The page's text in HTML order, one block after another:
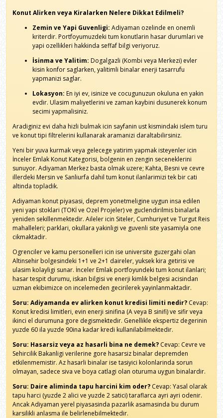
Konut Alirken veya Kiralarken Nelere Dikkat Edilmeli?
Zemin ve Yapi Guvenligi: Adiyaman ozelinde en onemli
kriterdir. Portfoyumuzdeki tum konutlarin hasar durumlari ve
yapi ozellikleri hakkinda seffaf bilgi veriyoruz.
İsinma ve Yalitim: Dogalgazli (Kombi veya Merkezi) evler
kisin konfor saglarken, yalitimli binalar enerji tasarrufu
yapmanizi saglar.
Lokasyon: En iyi ev, isinize ve cocugunuzun okuluna en yakin
evdir. Ulasim maliyetlerini ve zaman kaybini dusunerek konum
secimi yapmalisiniz.
Aradiginiz evi daha hizli bulmak icin sayfanin ust kismindaki islem turu
ve konut tipi filtrelerini kullanarak aramanizi daraltabilirsiniz.
Yeni bir yuva kurmak veya gelecege yatirim yapmak isteyenler icin
İnceler Emlak Konut Kategorisi, bolgenin en zengin seceneklerini
sunuyor. Adiyaman Merkez basta olmak uzere; Kahta, Besni ve cevre
illerdeki Mersin ve Sanliurfa dahil tum konut ilanlarimizi tek bir cati
altinda topladik.
Adiyaman konut piyasasi, deprem yonetmeligine uygun insa edilen
yeni yapi stoklari (TOKİ ve Ozel Projeler) ve guclendirilmis binalarla
yeniden sekillenmektedir. Aileler icin Siteler, Cumhuriyet ve Turgut Reis
mahalleleri; parklari, okullara yakinligi ve guvenli site yasamiyla one
cikmaktadir.
Ogrenciler ve kamu personelleri icin ise universite guzergahi olan
Altinsehir bolgesindeki 1+1 ve 2+1 daireler, yuksek kira getirisi ve
ulasim kolayligi sunar. İnceler Emlak portfoyundeki tum konut ilanlari;
hasar tespit durumu, iskan bilgisi ve enerji kimlik belgesi acisindan
uzman ekibimizce on incelemeden gecirilerek yayinlanmaktadir.
Soru: Adiyamanda ev alirken konut kredisi limiti nedir? Cevap:
Konut kredisi limitleri, evin enerji sinifina (A veya B sinifi) ve sifir veya
ikinci el durumuna gore degismektedir. Genellikle ekspertiz degerinin
yuzde 60 ila yuzde 90ina kadar kredi kullanilabilmektedir.
Soru: Hasarsiz veya az hasarli bina ne demek? Cevap: Cevre ve
Sehircilik Bakanligi verilerine gore hasarsiz binalar depremden
etkilenmemistir. Az hasarli binalar ise tasiyici kolonlarinda sorun
olmayan, sadece siva ve boya catlagi olan oturuma uygun binalardir.
Soru: Daire aliminda tapu harcini kim oder? Cevap: Yasal olarak
tapu harci (yuzde 2 alici ve yuzde 2 satici) taraflarca ayri ayri odenir.
Ancak Adiyaman yerel piyasasinda pazarlik asamasinda bu durum
karsilikli anlasma ile belirlenebilmektedir.